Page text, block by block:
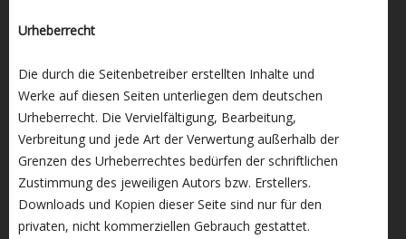
Urheberrecht
Die durch die Seitenbetreiber erstellten Inhalte und
Werke auf diesen Seiten unterliegen dem deutschen
Urheberrecht. Die Vervielfältigung, Bearbeitung,
Verbreitung und jede Art der Verwertung außerhalb der
Grenzen des Urheberrechtes bedürfen der schriftlichen
Zustimmung des jeweiligen Autors bzw. Erstellers.
Downloads und Kopien dieser Seite sind nur für den
privaten, nicht kommerziellen Gebrauch gestattet.